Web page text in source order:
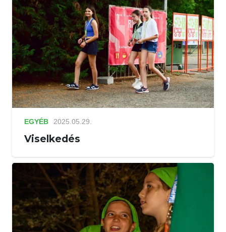
EGYÉB 2025.05.29.
Viselkedés